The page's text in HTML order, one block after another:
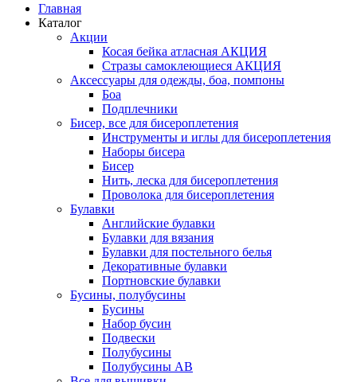
Главная
Каталог
Акции
Косая бейка атласная АКЦИЯ
Стразы самоклеющиеся АКЦИЯ
Аксессуары для одежды, боа, помпоны
Боа
Подплечники
Бисер, все для бисероплетения
Инструменты и иглы для бисероплетения
Наборы бисера
Бисер
Нить, леска для бисероплетения
Проволока для бисероплетения
Булавки
Английские булавки
Булавки для вязания
Булавки для постельного белья
Декоративные булавки
Портновские булавки
Бусины, полубусины
Бусины
Набор бусин
Подвески
Полубусины
Полубусины AB